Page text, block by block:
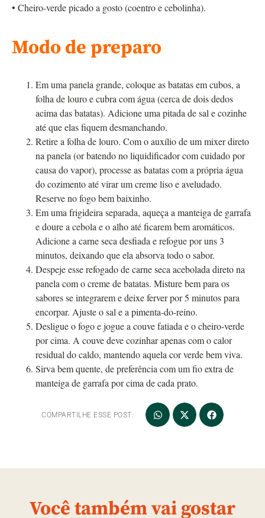
• Cheiro-verde picado a gosto (coentro e cebolinha).
Modo de preparo
Em uma panela grande, coloque as batatas em cubos, a
folha de louro e cubra com água (cerca de dois dedos
acima das batatas). Adicione uma pitada de sal e cozinhe
até que elas fiquem desmanchando.
Retire a folha de louro. Com o auxílio de um mixer direto
na panela (or batendo no liquidificador com cuidado por
causa do vapor), processe as batatas com a própria água
do cozimento até virar um creme liso e aveludado.
Reserve no fogo bem baixinho.
Em uma frigideira separada, aqueça a manteiga de garrafa
e doure a cebola e o alho até ficarem bem aromáticos.
Adicione a carne seca desfiada e refogue por uns 3
minutos, deixando que ela absorva todo o sabor.
Despeje esse refogado de carne seca acebolada direto na
panela com o creme de batatas. Misture bem para os
sabores se integrarem e deixe ferver por 5 minutos para
encorpar. Ajuste o sal e a pimenta-do-reino.
Desligue o fogo e jogue a couve fatiada e o cheiro-verde
por cima. A couve deve cozinhar apenas com o calor
residual do caldo, mantendo aquela cor verde bem viva.
Sirva bem quente, de preferência com um fio extra de
manteiga de garrafa por cima de cada prato.
COMPARTILHE ESSE POST:
Você também vai gostar